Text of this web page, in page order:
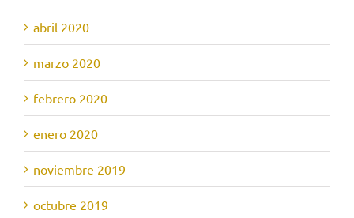
abril 2020
marzo 2020
febrero 2020
enero 2020
noviembre 2019
octubre 2019